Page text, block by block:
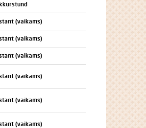
(vaikams)
(vaikams)
(vaikams)
(vaikams)
(vaikams)
(vaikams)